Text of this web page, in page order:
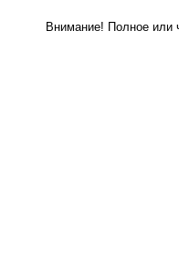
Внимание! Полное или